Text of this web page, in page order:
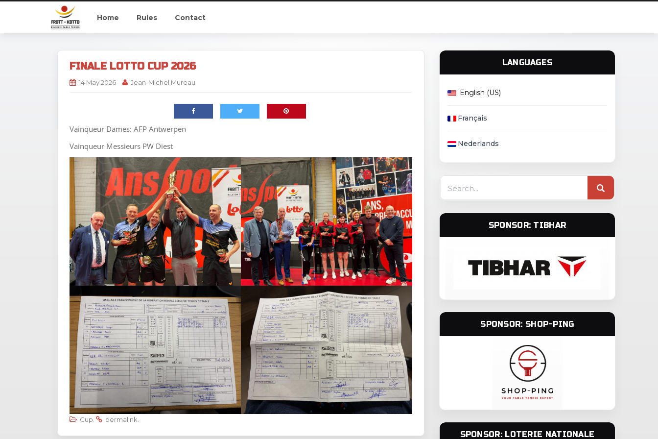
Home Rules Contact
FINALE LOTTO CUP 2026
14 May 2026 Jean-Michel Mureau
Vainqueur Dames: AFP Antwerpen
Vainqueur Messieurs PW Diest
Cup. permalink.
LANGUAGES
English (US)
Français
Nederlands
for:
SPONSOR: TIBHAR
SPONSOR: SHOP-PING
SPONSOR: LOTERIE NATIONALE